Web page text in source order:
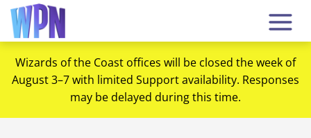
Wizards of the Coast offices will be closed the week of
August 3–7 with limited Support availability. Responses
may be delayed during this time.